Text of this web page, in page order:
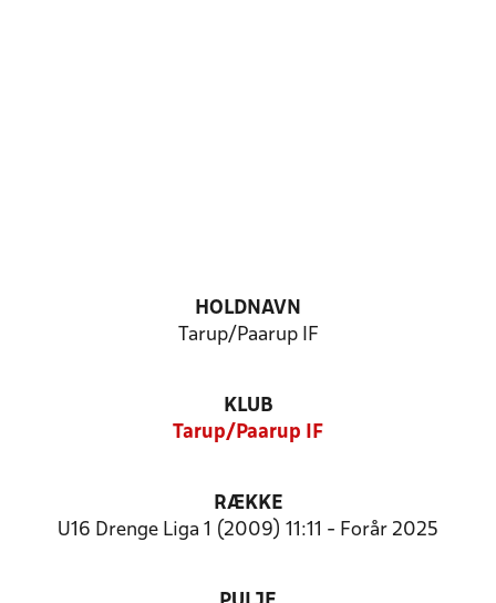
HOLDNAVN
Tarup/Paarup IF
KLUB
Tarup/Paarup IF
RÆKKE
U16 Drenge Liga 1 (2009) 11:11 - Forår 2025